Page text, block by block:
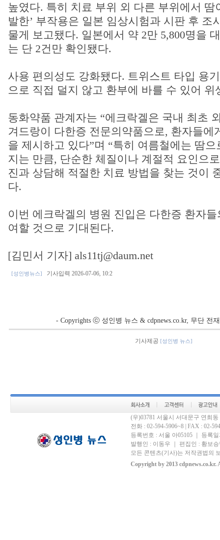
높였다. 특히 치료 부위 외 다른 부위에서 땀
발한’ 부작용은 일본 임상시험과 시판 후 조
물게 보고됐다. 일본에서 약 2만 5,800명을
는 단 2건만 확인됐다.
사용 편의성도 강화됐다. 트위스트 타입 용
으로 직접 덜지 않고 환부에 바를 수 있어 위
동화약품 관계자는 “에크락겔은 국내 최초
겨드랑이 다한증 전문의약품으로, 환자들에
을 제시하고 있다”며 “특히 여름철에는 땀
지는 만큼, 단순한 체질이나 계절적 요인으
진과 상담해 적절한 치료 방법을 찾는 것이
다.
이번 에크락겔의 병원 진입은 다한증 환자
여할 것으로 기대된다.
[김민서 기자] als11tj@daum.net
[성인병뉴스] 기사입력 2026-07-06, 10:2
- Copyrights ⓒ 성인병 뉴스 & cdpnews.co.kr, 무단 전
기사제공 [성인병 뉴스]
(우)03781 서울시 서대문구 연희
전화 : 02-594-5906~8 | FAX : 02-
등록번호 : 서울 아05105 ｜ 등록
발행인 : 이동우 ｜ 편집인 : 황보
모든 콘텐츠(기사)는 저작권법의
Copyright by 2013 cdpnews.co.kr.